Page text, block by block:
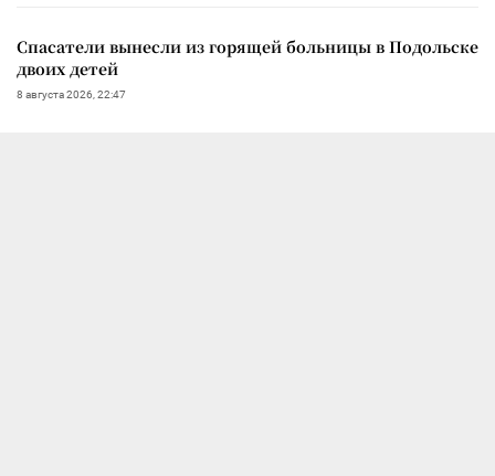
Спасатели вынесли из горящей больницы в Подольске
двоих детей
8 августа 2026, 22:47